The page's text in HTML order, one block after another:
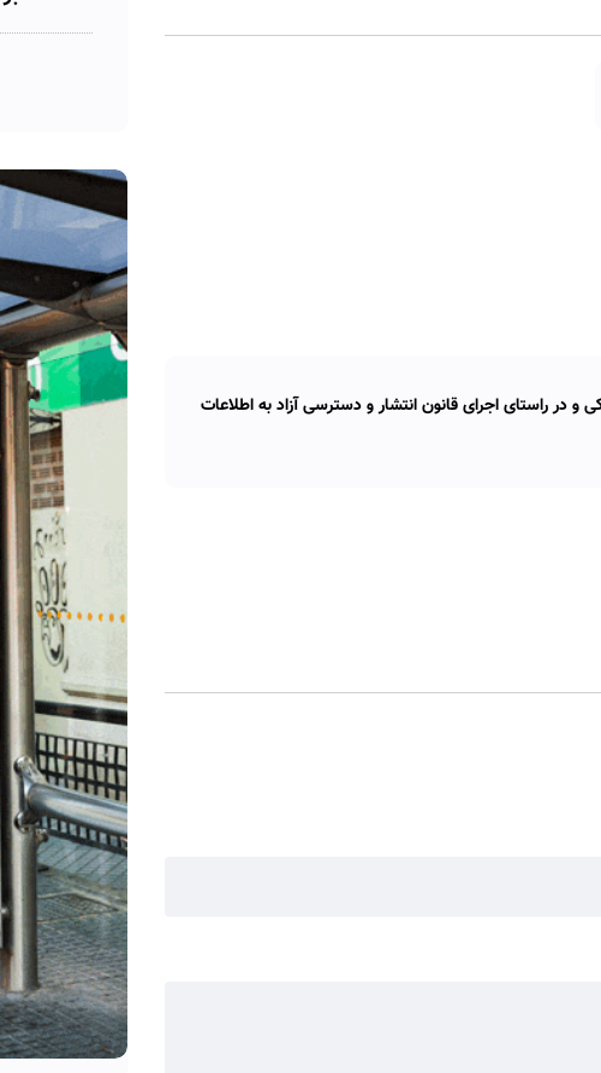
راستای اجرای قانون انتشار و دسترسی آزاد به اطلاعات